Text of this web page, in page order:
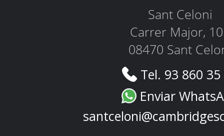
Sant Celoni
Carrer Major,
08470 Sant
Tel. 93 860
Enviar